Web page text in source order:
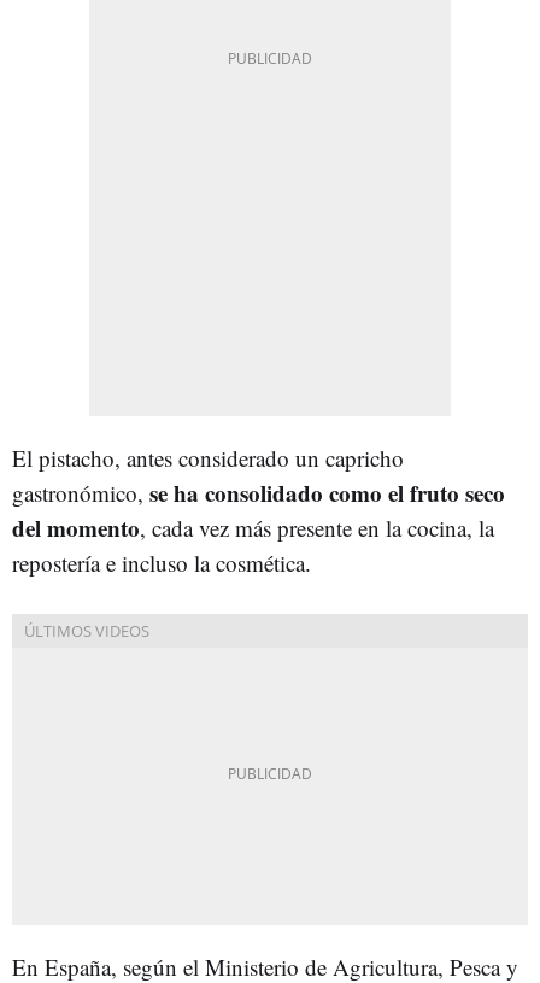
El pistacho, antes considerado un capricho
gastronómico, se ha consolidado como el fruto seco
del momento, cada vez más presente en la cocina, la
repostería e incluso la cosmética.
En España, según el Ministerio de Agricultura, Pesca y